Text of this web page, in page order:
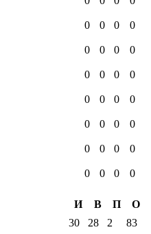
0 0 0 0
0 0 0 0
0 0 0 0
0 0 0 0
0 0 0 0
0 0 0 0
0 0 0
0
И В П
О
30 28 2 83